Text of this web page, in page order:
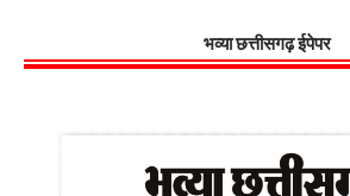
भव्या छत्तीसगढ़ ईपेपर